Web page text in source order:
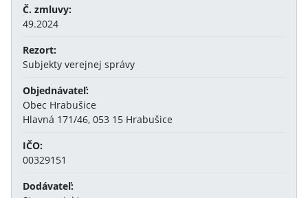
Č. zmluvy:
49.2024
Rezort:
Subjekty verejnej správy
Objednávateľ:
Obec Hrabušice
Hlavná 171/46, 053 15 Hrabušice
IČO:
00329151
Dodávateľ: